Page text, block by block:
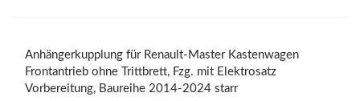
Anhängerkupplung für Renault-Master Kastenwagen
Frontantrieb ohne Trittbrett, Fzg. mit Elektrosatz
Vorbereitung, Baureihe 2014-2024 starr